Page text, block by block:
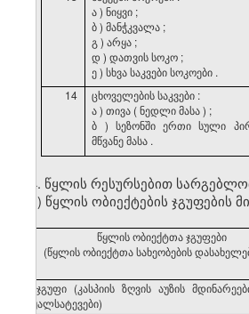
ა)ნიყვი ;
ბ)მანჭკვალა ;
გ)არყა ;
დ )დათვისსოკო ;
ე)სხვასაკვებისოკოები .
14
ცხოველებისსაკვები :
ა)თივა (ნედლიმასა) ;
ბ ) სეზონში ერთი სული
მწვანემასა .
4. წყლის რესურსებით
ა) წყლის ობიექტების
წყლის ობიექტთა ჯგუფები
(წყლის ობიექტთა სახეობების
I ჯგუფი (კასპიის ზღვის აუზის
წყალსატევები)